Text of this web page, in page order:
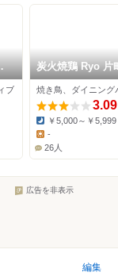
ブ
炭火焼鶏 Ryo 片
3.09
Dinner:
￥5,000～￥5,999
Lunch:
-
26人
広告を非表示
編集